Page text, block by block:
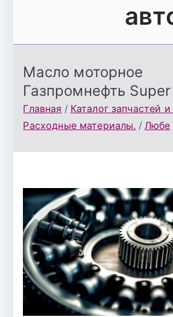
Масло моторное
Газпромнефть
Главная
Каталог запчастей
Расходные материалы.
Любе